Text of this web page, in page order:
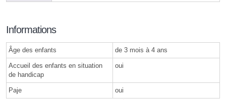
Informations
Âge des enfants de 3 mois à 4 ans
Accueil des enfants en situation
de handicap
oui
Paje oui